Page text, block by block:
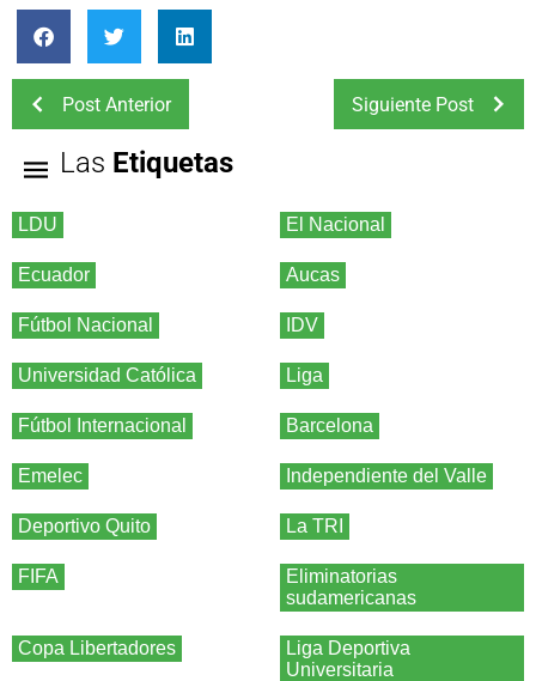
Post Anterior Siguiente Post
Las Etiquetas
LDU El Nacional
Ecuador Aucas
Fútbol Nacional IDV
Universidad Católica Liga
Fútbol Internacional Barcelona
Emelec Independiente del Valle
Deportivo Quito La TRI
FIFA
Eliminatorias
sudamericanas
Copa Libertadores
Liga Deportiva
Universitaria